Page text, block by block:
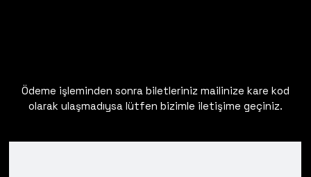
Ödeme işleminden sonra biletleriniz mailinize kare kod
olarak ulaşmadıysa lütfen bizimle iletişime geçiniz.